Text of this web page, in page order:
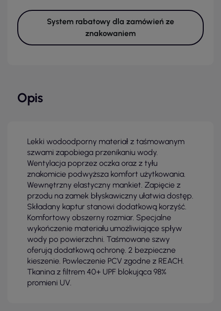
System rabatowy dla zamówień ze
znakowaniem
Opis
Lekki wodoodporny materiał z taśmowanym
szwami zapobiega przenikaniu wody.
Wentylacja poprzez oczka oraz z tyłu
znakomicie podwyższa komfort użytkowania.
Wewnętrzny elastyczny mankiet. Zapięcie z
przodu na zamek błyskawiczny ułatwia dostęp.
Składany kaptur stanowi dodatkową korzyść.
Komfortowy obszerny rozmiar. Specjalne
wykończenie materiału umożliwiające spływ
wody po powierzchni. Taśmowane szwy
oferują dodatkową ochronę. 2 bezpieczne
kieszenie. Powleczenie PCV zgodne z REACH.
Tkanina z filtrem 40+ UPF blokująca 98%
promieni UV.